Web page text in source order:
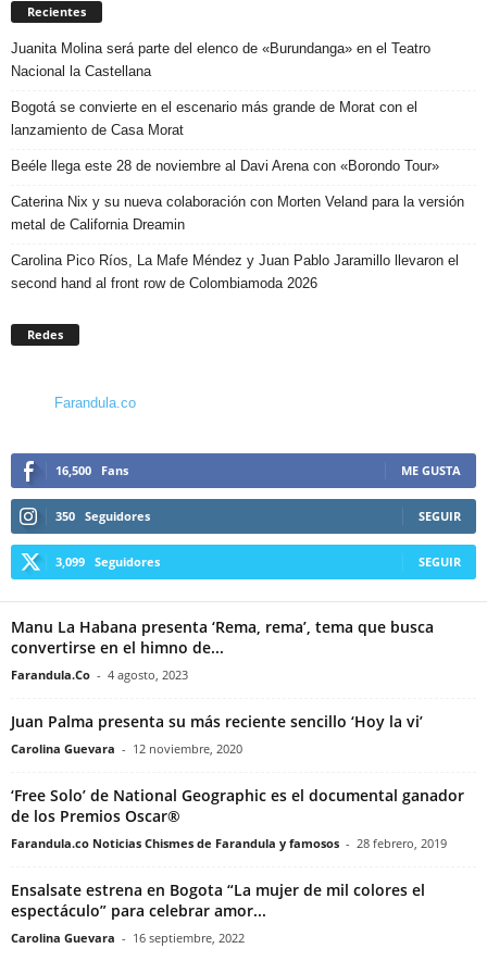
Recientes
Juanita Molina será parte del elenco de «Burundanga» en el Teatro
Nacional la Castellana
Bogotá se convierte en el escenario más grande de Morat con el
lanzamiento de Casa Morat
Beéle llega este 28 de noviembre al Davi Arena con «Borondo Tour»
Caterina Nix y su nueva colaboración con Morten Veland para la versión
metal de California Dreamin
Carolina Pico Ríos, La Mafe Méndez y Juan Pablo Jaramillo llevaron el
second hand al front row de Colombiamoda 2026
Redes
Farandula.co
16,500 Fans ME GUSTA
350 Seguidores SEGUIR
3,099 Seguidores SEGUIR
Manu La Habana presenta ‘Rema, rema’, tema que busca
convertirse en el himno de...
Farandula.Co - 4 agosto, 2023
Juan Palma presenta su más reciente sencillo ‘Hoy la vi’
Carolina Guevara - 12 noviembre, 2020
‘Free Solo’ de National Geographic es el documental ganador
de los Premios Oscar®
Farandula.co Noticias Chismes de Farandula y famosos - 28 febrero, 2019
Ensalsate estrena en Bogota “La mujer de mil colores el
espectáculo” para celebrar amor...
Carolina Guevara - 16 septiembre, 2022